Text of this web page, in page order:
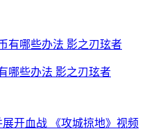
哪些办法 影之刃玹者